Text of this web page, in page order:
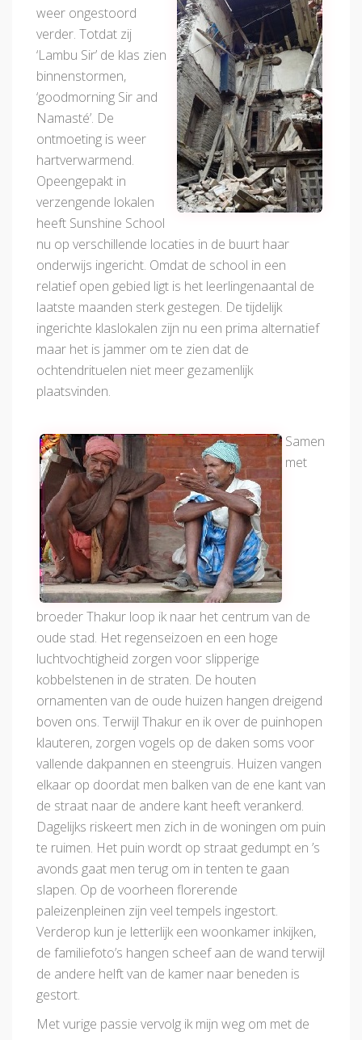
weer ongestoord
verder. Totdat zij
‘Lambu Sir’ de klas zien
binnenstormen,
‘goodmorning Sir and
Namasté’. De
ontmoeting is weer
hartverwarmend.
Opeengepakt in
verzengende lokalen
heeft Sunshine School
nu op verschillende locaties in de buurt haar
onderwijs ingericht. Omdat de school in een
relatief open gebied ligt is het leerlingenaantal de
laatste maanden sterk gestegen. De tijdelijk
ingerichte klaslokalen zijn nu een prima alternatief
maar het is jammer om te zien dat de
ochtendrituelen niet meer gezamenlijk
plaatsvinden.
Samen
met
broeder Thakur loop ik naar het centrum van de
oude stad. Het regenseizoen en een hoge
luchtvochtigheid zorgen voor slipperige
kobbelstenen in de straten. De houten
ornamenten van de oude huizen hangen dreigend
boven ons. Terwijl Thakur en ik over de puinhopen
klauteren, zorgen vogels op de daken soms voor
vallende dakpannen en steengruis. Huizen vangen
elkaar op doordat men balken van de ene kant van
de straat naar de andere kant heeft verankerd.
Dagelijks riskeert men zich in de woningen om puin
te ruimen. Het puin wordt op straat gedumpt en ’s
avonds gaat men terug om in tenten te gaan
slapen. Op de voorheen florerende
paleizenpleinen zijn veel tempels ingestort.
Verderop kun je letterlijk een woonkamer inkijken,
de familiefoto’s hangen scheef aan de wand terwijl
de andere helft van de kamer naar beneden is
gestort.
Met vurige passie vervolg ik mijn weg om met de